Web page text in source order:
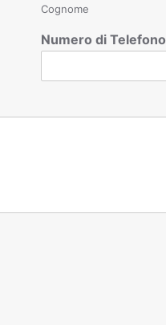
Cognome
Numero di Telefono